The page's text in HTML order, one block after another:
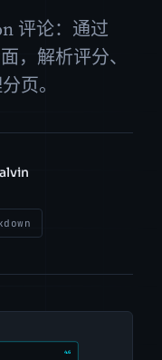
评论：通过
，解析评分、
页。